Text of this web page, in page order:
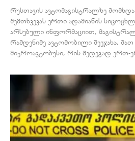
რუსთავის ავტომაგისტრალზე
შემთხვევას ერთი ადამიანის
არსებული ინფორმაციით,
რამდენიმე ავტომობილი შეეჯახა,
მიკროავტობუსი, რის შედეგად ერთ-